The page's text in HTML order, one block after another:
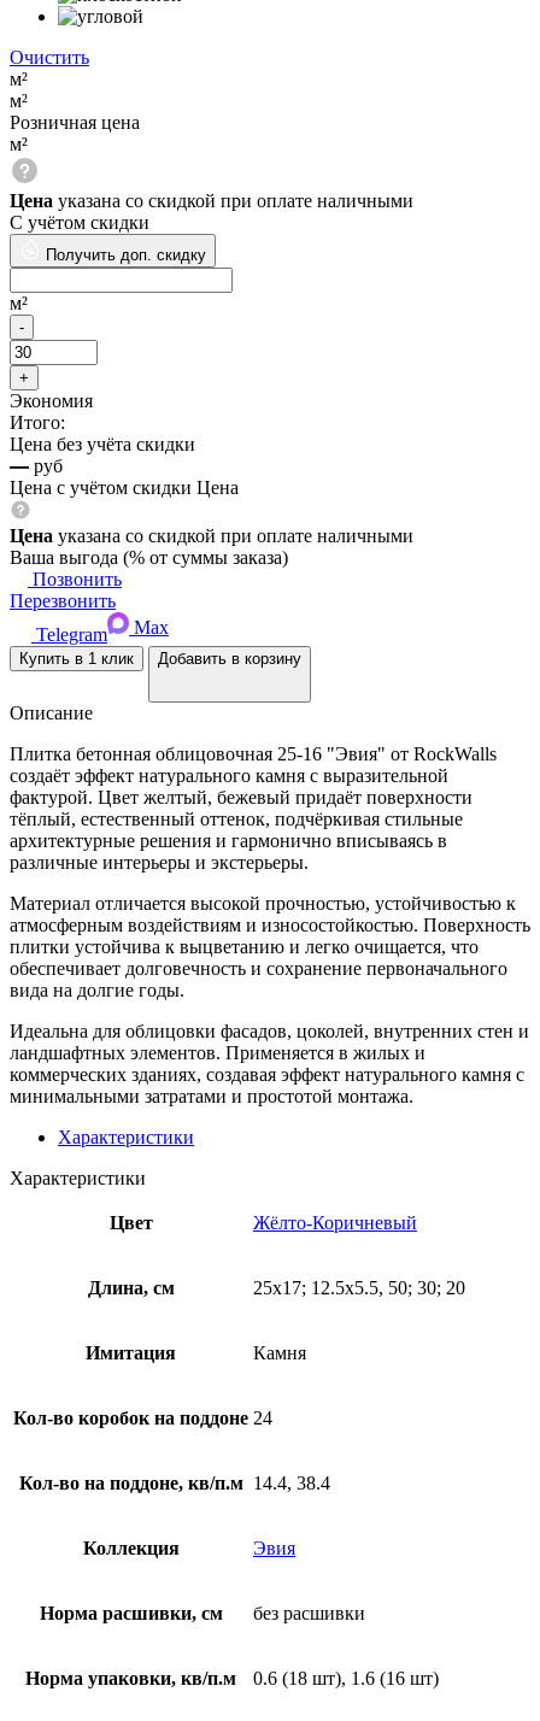
Очистить
м²
м²
Розничная цена
м²
Цена указана со скидкой при оплате наличными
С учётом скидки
Получить доп. скидку
м²
Экономия
Итого:
Цена без учёта скидки
— руб
Цена с учётом скидки Цена
Цена указана со скидкой при оплате наличными
Ваша выгода (% от суммы заказа)
Позвонить
Перезвонить
Telegram
Max
Купить в 1 клик Добавить в корзину
Описание
Плитка бетонная облицовочная 25-16 "Эвия" от RockWalls
создаёт эффект натурального камня с выразительной
фактурой. Цвет желтый, бежевый придаёт поверхности
тёплый, естественный оттенок, подчёркивая стильные
архитектурные решения и гармонично вписываясь в
различные интерьеры и экстерьеры.
Материал отличается высокой прочностью, устойчивостью к
атмосферным воздействиям и износостойкостью. Поверхность
плитки устойчива к выцветанию и легко очищается, что
обеспечивает долговечность и сохранение первоначального
вида на долгие годы.
Идеальна для облицовки фасадов, цоколей, внутренних стен и
ландшафтных элементов. Применяется в жилых и
коммерческих зданиях, создавая эффект натурального камня с
минимальными затратами и простотой монтажа.
Характеристики
Характеристики
Цвет Жёлто-Коричневый
Длина, см 25х17; 12.5х5.5, 50; 30; 20
Имитация Камня
Кол-во коробок на поддоне 24
Кол-во на поддоне, кв/п.м 14.4, 38.4
Коллекция Эвия
Норма расшивки, см без расшивки
Норма упаковки, кв/п.м 0.6 (18 шт), 1.6 (16 шт)